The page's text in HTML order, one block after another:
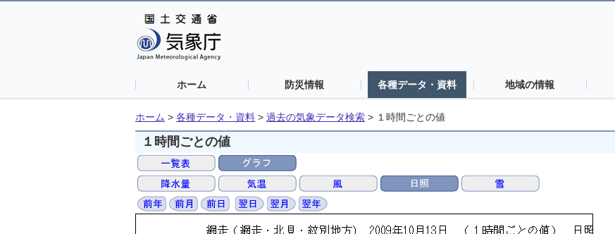
ホーム 防災情報 各種データ・資料 地域の情報
ホーム > 各種データ・資料 > 過去の気象データ検索 > １時間ごとの値
１時間ごとの値